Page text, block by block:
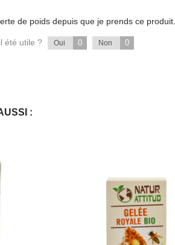
de poids depuis que je prends ce produit.
été utile ? Oui 0 Non 0
: